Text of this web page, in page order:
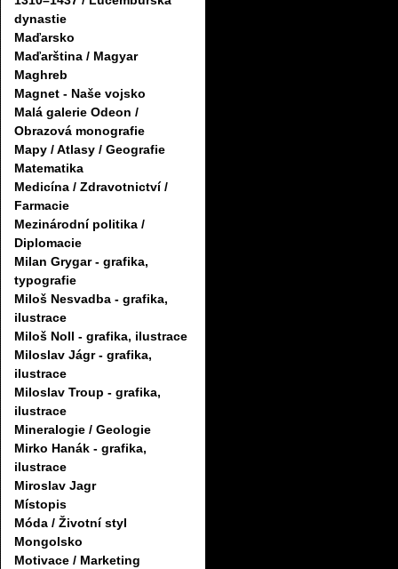
dynastie
Maďarsko
Maďarština / Magyar
Maghreb
Magnet - Naše vojsko
Malá galerie Odeon /
Obrazová monografie
Mapy / Atlasy / Geografie
Matematika
Medicína / Zdravotnictví /
Farmacie
Mezinárodní politika /
Diplomacie
Milan Grygar - grafika,
typografie
Miloš Nesvadba - grafika,
ilustrace
Miloš Noll - grafika, ilustrace
Miloslav Jágr - grafika,
ilustrace
Miloslav Troup - grafika,
ilustrace
Mineralogie / Geologie
Mirko Hanák - grafika,
ilustrace
Miroslav Jagr
Místopis
Móda / Životní styl
Mongolsko
Motivace / Marketing